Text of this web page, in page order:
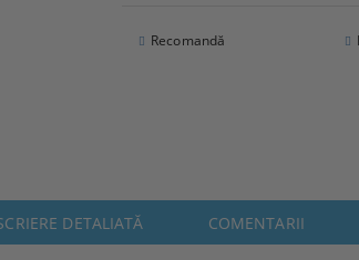
Recomandă
DETALIATĂ COMENTARII